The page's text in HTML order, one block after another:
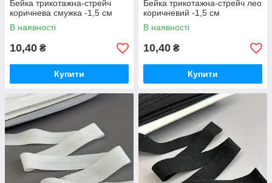
Бейка трикотажна-стрейч
коричнева смужка -1,5 см
В наявності
10,40 ₴
Купити
Бейка трикотажна-стрейч лео
коричневий -1,5 см
В наявності
10,40 ₴
Купити